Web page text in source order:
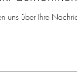
uns über Ihre